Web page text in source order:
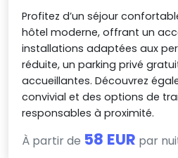
Profitez d’un séjour
hôtel moderne, offrant un
installations adaptées aux
réduite, un parking privé
accueillantes. Découvrez
convivial et des options de
responsables à proximité.
À partir de 58 EUR par